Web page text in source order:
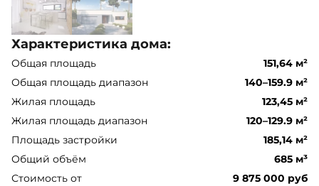
Характеристика дома:
Общая площадь
151,64 м²
Общая площадь диапазон
140–159.9 м²
Жилая площадь
123,45 м²
Жилая площадь диапазон
120–129.9 м²
Площадь застройки
185,14 м²
Общий объём
685 м³
Стоимость от
9 875 000 руб